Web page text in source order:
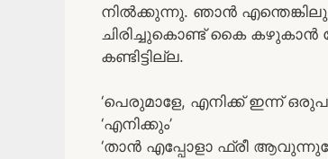
നിൽക്കുന്നു. ഞാൻ
ചിരിച്ചുകൊണ്ട് കൈ കഴുകാൻ
കണ്ടിട്ടില്ല.
‘പെരുമാളേ, എനിക്ക് ഇന്ന്
‘എനിക്കും’
‘താൻ എപ്പോളാ ഫ്രീ